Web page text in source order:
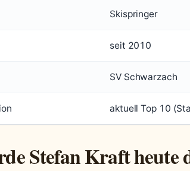
Skispringer
seit 2010
SV Schwarzach
aktuell Top 10
Stefan Kraft heute